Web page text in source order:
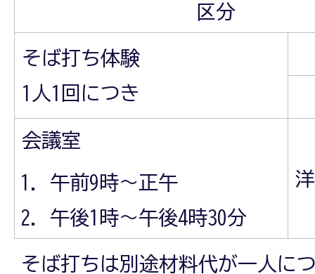
区分
そば打ち体験
1人1回につき
会議室
午前9時～正午
午後1時～午後4時30分
そば打ちは別途材料代が一人に